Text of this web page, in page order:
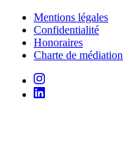
Mentions légales
Confidentialité
Honoraires
Charte de médiation